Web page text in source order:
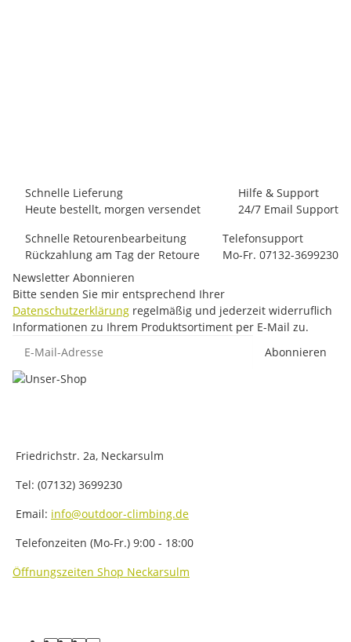
Schnelle Lieferung
Heute bestellt, morgen versendet
Hilfe & Support
24/7 Email Support
Schnelle Retourenbearbeitung
Rückzahlung am Tag der Retoure
Telefonsupport
Mo-Fr. 07132-3699230
Newsletter Abonnieren
Bitte senden Sie mir entsprechend Ihrer
Datenschutzerklärung regelmäßig und jederzeit widerruflich
Informationen zu Ihrem Produktsortiment per E-Mail zu.
Abonnieren
Friedrichstr. 2a, Neckarsulm
Tel: (07132) 3699230
Email: info@outdoor-climbing.de
Telefonzeiten (Mo-Fr.) 9:00 - 18:00
Öffnungszeiten Shop Neckarsulm